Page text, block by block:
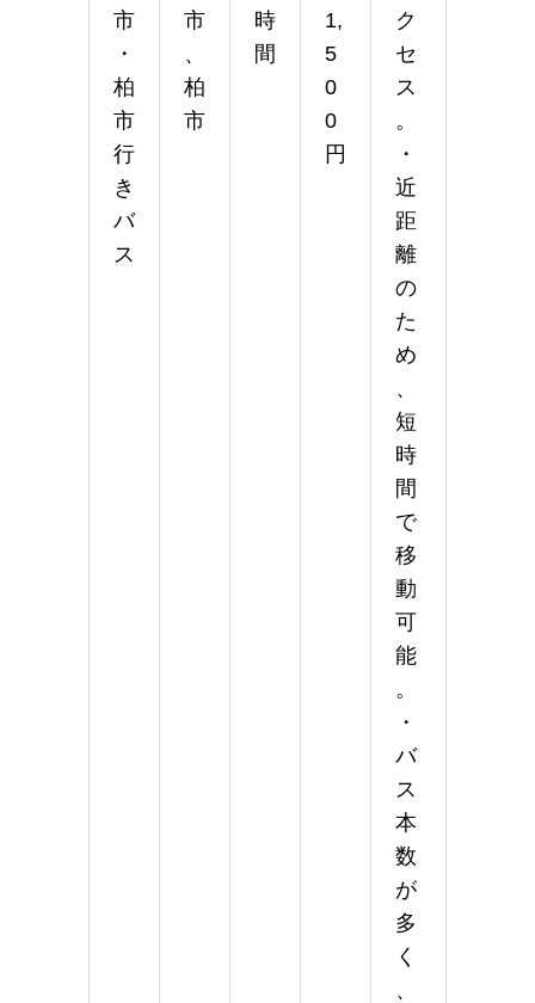
市
・
柏
市
行
き
バ
ス
市
、
柏
市
時
間
1,
5
0
0
円
ク
セ
ス
。
・
近
距
離
の
た
め
、
短
時
間
で
移
動
可
能
。
・
バ
ス
本
数
が
多
く
、